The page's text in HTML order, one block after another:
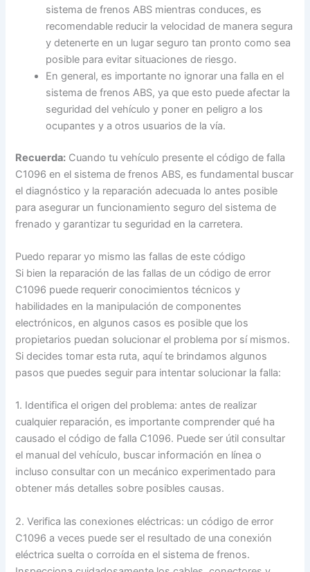
sistema de frenos ABS mientras conduces, es
recomendable reducir la velocidad de manera segura
y detenerte en un lugar seguro tan pronto como sea
posible para evitar situaciones de riesgo.
En general, es importante no ignorar una falla en el
sistema de frenos ABS, ya que esto puede afectar la
seguridad del vehículo y poner en peligro a los
ocupantes y a otros usuarios de la vía.
Recuerda: Cuando tu vehículo presente el código de falla
C1096 en el sistema de frenos ABS, es fundamental buscar
el diagnóstico y la reparación adecuada lo antes posible
para asegurar un funcionamiento seguro del sistema de
frenado y garantizar tu seguridad en la carretera.
Puedo reparar yo mismo las fallas de este código
Si bien la reparación de las fallas de un código de error
C1096 puede requerir conocimientos técnicos y
habilidades en la manipulación de componentes
electrónicos, en algunos casos es posible que los
propietarios puedan solucionar el problema por sí mismos.
Si decides tomar esta ruta, aquí te brindamos algunos
pasos que puedes seguir para intentar solucionar la falla:
1. Identifica el origen del problema: antes de realizar
cualquier reparación, es importante comprender qué ha
causado el código de falla C1096. Puede ser útil consultar
el manual del vehículo, buscar información en línea o
incluso consultar con un mecánico experimentado para
obtener más detalles sobre posibles causas.
2. Verifica las conexiones eléctricas: un código de error
C1096 a veces puede ser el resultado de una conexión
eléctrica suelta o corroída en el sistema de frenos.